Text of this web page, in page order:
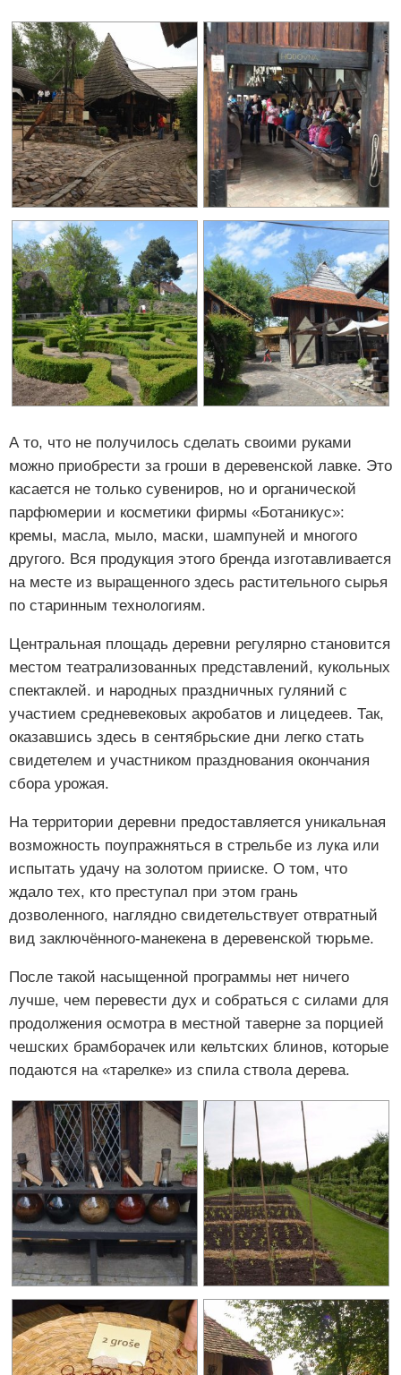
А то, что не получилось сделать своими руками
можно приобрести за гроши в деревенской лавке. Это
касается не только сувениров, но и органической
парфюмерии и косметики фирмы «Ботаникус»:
кремы, масла, мыло, маски, шампуней и многого
другого. Вся продукция этого бренда изготавливается
на месте из выращенного здесь растительного сырья
по старинным технологиям.
Центральная площадь деревни регулярно становится
местом театрализованных представлений, кукольных
спектаклей. и народных праздничных гуляний с
участием средневековых акробатов и лицедеев. Так,
оказавшись здесь в сентябрьские дни легко стать
свидетелем и участником празднования окончания
сбора урожая.
На территории деревни предоставляется уникальная
возможность поупражняться в стрельбе из лука или
испытать удачу на золотом прииске. О том, что
ждало тех, кто преступал при этом грань
дозволенного, наглядно свидетельствует отвратный
вид заключённого-манекена в деревенской тюрьме.
После такой насыщенной программы нет ничего
лучше, чем перевести дух и собраться с силами для
продолжения осмотра в местной таверне за порцией
чешских брамборачек или кельтских блинов, которые
подаются на «тарелке» из спила ствола дерева.